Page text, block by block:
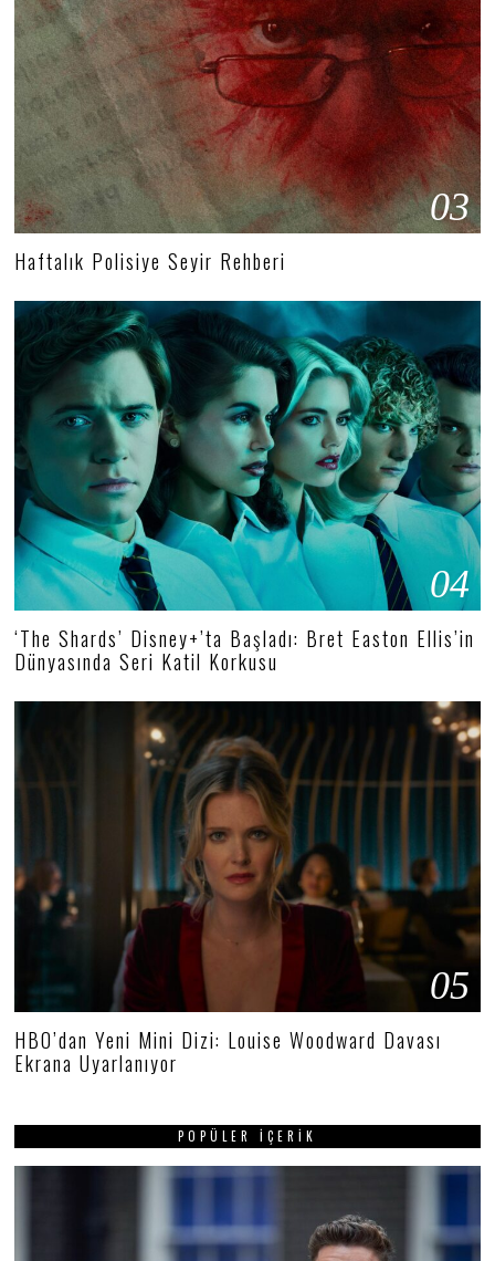
03
Haftalık Polisiye Seyir Rehberi
04
‘The Shards’ Disney+’ta Başladı: Bret Easton Ellis’in
Dünyasında Seri Katil Korkusu
05
HBO’dan Yeni Mini Dizi: Louise Woodward Davası
Ekrana Uyarlanıyor
POPÜLER İÇERIK